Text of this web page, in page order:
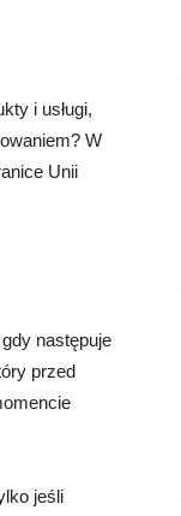
i usługi,
W
Unii
następuje
przed
jeśli